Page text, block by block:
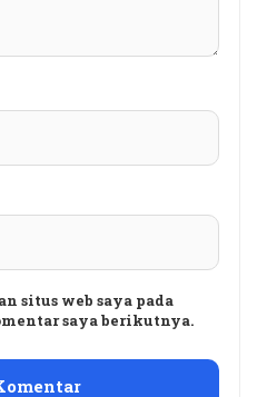
situs web saya pada
saya berikutnya.